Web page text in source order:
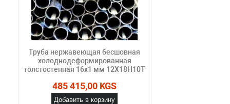
Труба нержавеющая бесшовная
холоднодеформированная
толстостенная 16х1 мм 12Х18Н10Т
485 415,00 KGS
Добавить в корзину